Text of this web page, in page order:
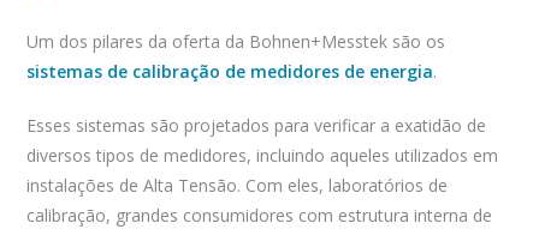
Um dos pilares da oferta da Bohnen+Messtek são os
sistemas de calibração de medidores de energia.
Esses sistemas são projetados para verificar a exatidão de
diversos tipos de medidores, incluindo aqueles utilizados em
instalações de Alta Tensão. Com eles, laboratórios de
calibração, grandes consumidores com estrutura interna de